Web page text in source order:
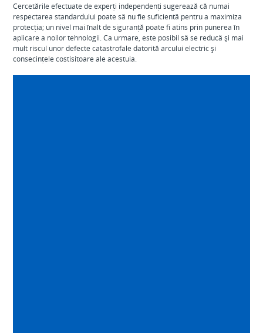
Cercetările efectuate de experți independenți sugerează că numai
respectarea standardului poate să nu fie suficientă pentru a maximiza
protecția; un nivel mai înalt de siguranță poate fi atins prin punerea în
aplicare a noilor tehnologii. Ca urmare, este posibil să se reducă și mai
mult riscul unor defecte catastrofale datorită arcului electric și
consecințele costisitoare ale acestuia.